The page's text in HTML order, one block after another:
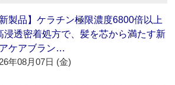
新製品】ケラチン極限濃度6800倍以上
浸透密着処方で、髪を芯から満たす新
ケアブラン…
年08月07日 (金)